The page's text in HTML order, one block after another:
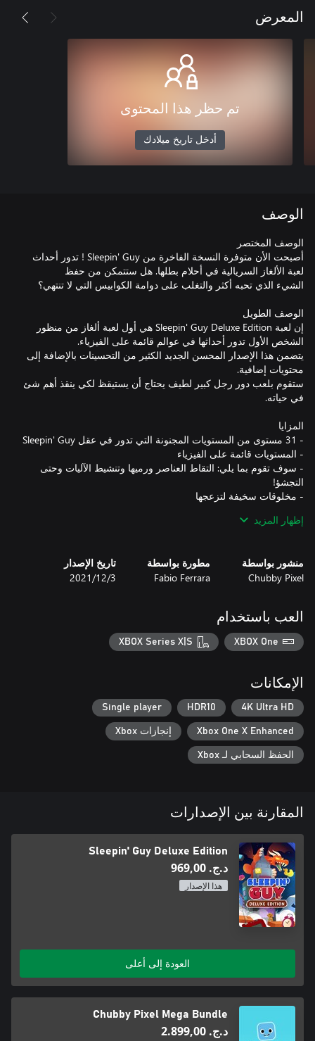
المعرض
تم حظر هذا المحتوى
أدخل تاريخ ميلادك
الوصف
أصبحت الأن متوفرة النسخة الفاخرة من Sleepin' Guy ! تدور أحداث
إن لعبة Sleepin' Guy Deluxe Edition هي أول لعبة ألغاز من منظور
يتضمن هذا الإصدار المحسن الجديد الكثير من التحسينات بالإضافة إلى
ستقوم بلعب دور رجل كبير لطيف يحتاج أن يستيقظ لكي ينقذ أهم شئ
- سوف تقوم بما يلي: التقاط العناصر ورميها وتنشيط الآليات وحتى
تتضمن اللعبة محتوى للبالغين، على وجه الخصوص، العنف وإدمان
على الرغم من الإسم، فإن اللعبة لا تتعلق بالانتحار أو الاكتئاب.
إظهار المزيد
منشور بواسطة
Chubby Pixel
مطورة بواسطة
Fabio Ferrara
تاريخ الإصدار
3‏/12‏/2021
العب باستخدام
XBOX One
XBOX Series X|S
الإمكانات
4K Ultra HD
HDR10
Single player
Xbox One X Enhanced إنجازات Xbox
الحفظ السحابي لـ Xbox
المقارنة بين الإصدارات
Sleepin' Guy Deluxe Edition
د.ج.‏ 969,00
هذا الإصدار
العودة إلى أعلى
Chubby Pixel Mega Bundle
د.ج.‏ 2.899,00